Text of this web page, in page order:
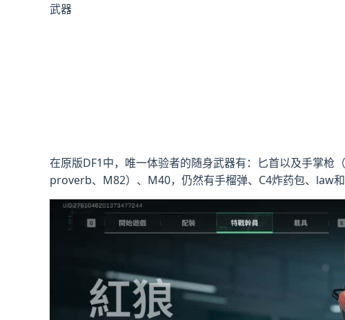
武器
在原版DF1中，唯一体验者的随身武器有：匕首以及手掌
proverb、M82）、M40，仍然有手榴弹、C4炸药包、law和